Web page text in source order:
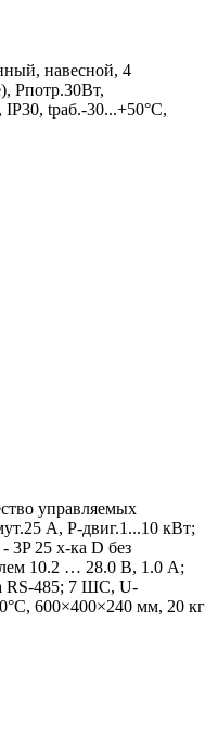
навесной, 4
Pпотр.30Вт,
tраб.-30...+50°С,
управляемых
А, P-двиг.1...10 кВт;
3P 25 х-ка D без
10.2 … 28.0 В, 1.0 А;
RS-485; 7 ШС, U-
600×400×240 мм, 20 кг